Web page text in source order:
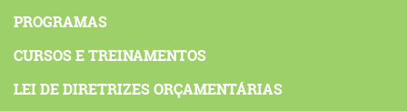
PROGRAMAS
CURSOS E TREINAMENTOS
LEI DE DIRETRIZES ORÇAMENTÁRIAS